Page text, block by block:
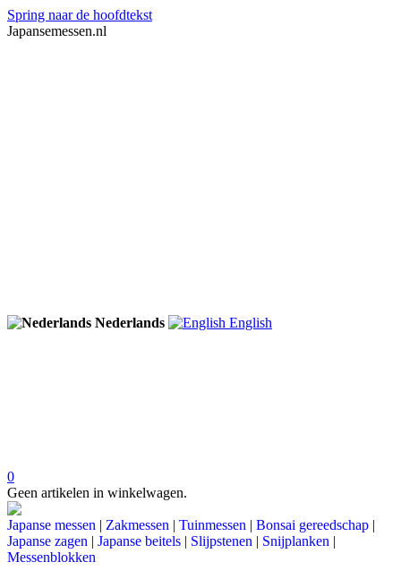
Spring naar de hoofdtekst
Japansemessen.nl
Nederlands English
0
Geen artikelen in winkelwagen.
Japanse messen | Zakmessen | Tuinmessen | Bonsai gereedschap |
Japanse zagen | Japanse beitels | Slijpstenen | Snijplanken |
Messenblokken